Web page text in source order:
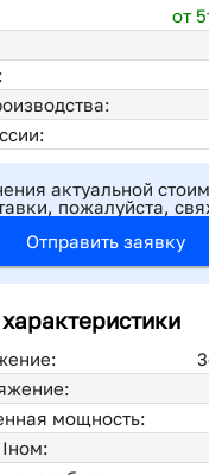
от
актуальной
пожалуйста,
Отправить заявку
мощность: